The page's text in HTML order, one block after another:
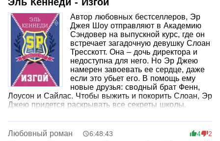
Автор любовных бестселлеров, Эр
Джея Шоу отправляют в Академию
Сэндовер на выпускной курс, где он
встречает загадочную девушку Слоан
Тресскотт. Она – дочь директора и
недоступна для него. Но Эр Джею
намерен завоевать ее сердце, даже
если это убьет его. В помощь ему
новые друзья: сводный брат Фенн,
Лоусон и Сайлас. Чтобы выжить и покорить Слоан, Эр
Джею придется раскрывать все секреты школы.
Любовный роман 6:48:43 4 2